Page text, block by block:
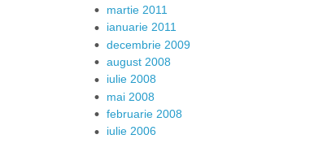
martie 2011
ianuarie 2011
decembrie 2009
august 2008
iulie 2008
mai 2008
februarie 2008
iulie 2006